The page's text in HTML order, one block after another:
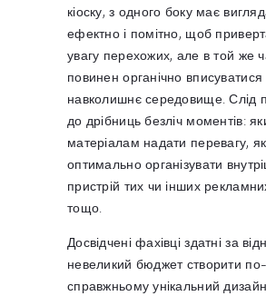
кіоску, з одного боку має
ефектно і помітно, щоб
увагу перехожих, але в той же
повинен органічно вписуватися
навколишнє середовище. Слід
до дрібниць безліч моментів:
матеріалам надати перевагу, як
оптимально організувати
пристрій тих чи інших
тощо.
Досвідчені фахівці здатні за
невеликий бюджет створити по-
справжньому унікальний